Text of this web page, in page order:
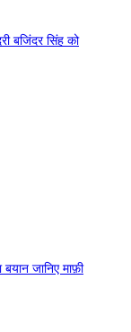
बजिंदर सिंह को
जानिए माफ़ी